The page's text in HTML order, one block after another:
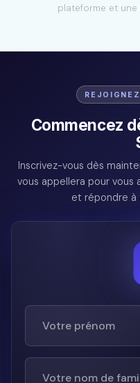
plateforme et une
Commencez
Inscrivez-vous dès
vous appellera pour
et répondre à